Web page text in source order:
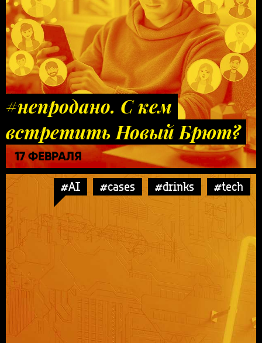
#непродано. С кем
встретить Новый Брют?
17 ФЕВРАЛЯ
#AI #cases #drinks #tech